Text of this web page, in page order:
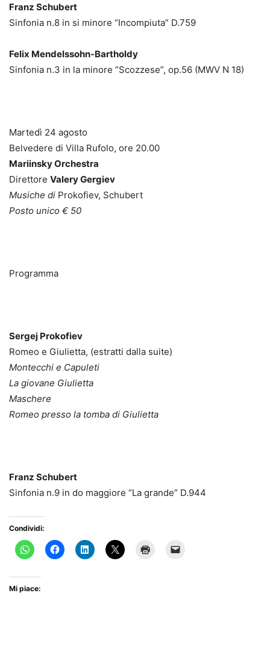
Franz Schubert
Sinfonia n.8 in si minore “Incompiuta” D.759
Felix Mendelssohn-Bartholdy
Sinfonia n.3 in la minore “Scozzese”, op.56 (MWV N 18)
Martedì 24 agosto
Belvedere di Villa Rufolo, ore 20.00
Mariinsky Orchestra
Direttore Valery Gergiev
Musiche di Prokofiev, Schubert
Posto unico € 50
Programma
Sergej Prokofiev
Romeo e Giulietta, (estratti dalla suite)
Montecchi e Capuleti
La giovane Giulietta
Maschere
Romeo presso la tomba di Giulietta
Franz Schubert
Sinfonia n.9 in do maggiore “La grande” D.944
Condividi:
Mi piace: